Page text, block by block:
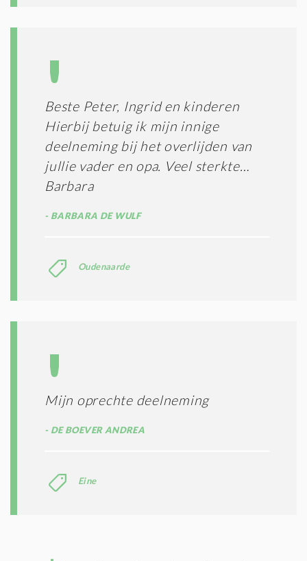
Beste Peter, Ingrid en kinderen
Hierbij betuig ik mijn innige
deelneming bij het overlijden van
jullie vader en opa. Veel sterkte…
Barbara
BARBARA DE WULF
Oudenaarde
Mijn oprechte deelneming
DE BOEVER ANDREA
Eine